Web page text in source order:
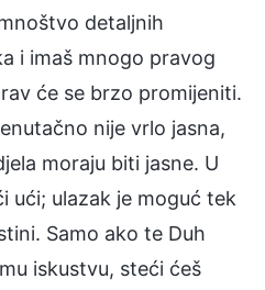
detaljnih
i imaš mnogo pravog
će se brzo promijeniti.
nije vrlo jasna,
moraju biti jasne. U
ući; ulazak je moguć tek
Samo ako te Duh
iskustvu, steći ćeš